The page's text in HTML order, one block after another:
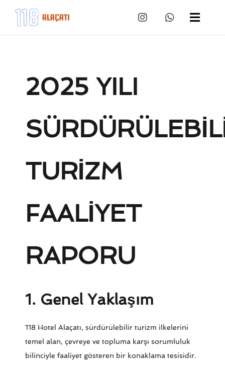
2025 YILI
TURİZM
FAALİYET
RAPORU
1. Genel Yaklaşım
118 Hotel Alaçatı, sürdürülebilir turizm ilkelerini
temel alan, çevreye ve topluma karşı sorumluluk
bilinciyle faaliyet gösteren bir konaklama tesisidir.